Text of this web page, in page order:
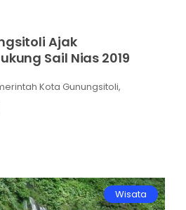
Ajak
Sail Nias 2019
Kota Gunungsitoli,
Wisata